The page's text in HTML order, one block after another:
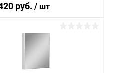
руб./ шт